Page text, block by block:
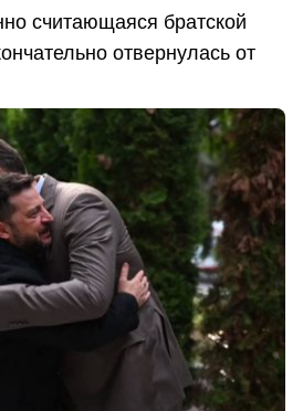
считающаяся братской
отвернулась от